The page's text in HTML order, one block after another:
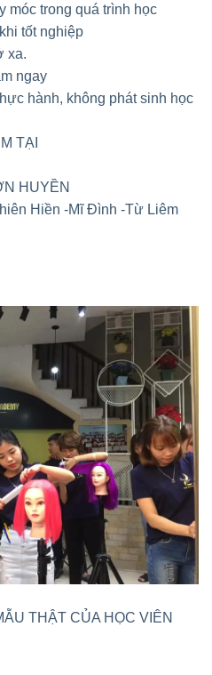
móc trong quá trình học
tốt nghiệp
xa.
ngay
hành, không phát sinh học
TẠI
HUYỀN
Hiền -Mĩ Đình -Từ Liêm
THẬT CỦA HỌC VIÊN